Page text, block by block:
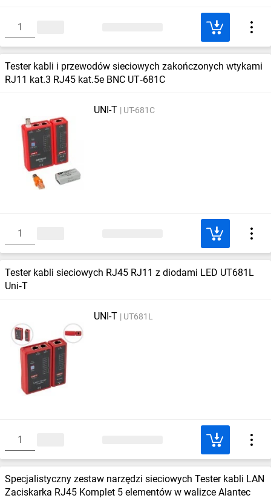
Tester kabli i przewodów sieciowych zakończonych wtykami
RJ11 kat.3 RJ45 kat.5e BNC UT‑681C
UNI-T UT-681C
Tester kabli sieciowych RJ45 RJ11 z diodami LED UT681L
Uni‑T
UNI-T UT681L
Specjalistyczny zestaw narzędzi sieciowych Tester kabli LAN
Zaciskarka RJ45 Komplet 5 elementów w walizce Alantec